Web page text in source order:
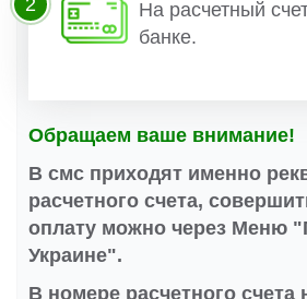
На расчетный
банке.
2
Обращаем ваше внимание!
В смс приходят именно
расчетного счета,
оплату можно через Меню
Украине".
В номере расчетного